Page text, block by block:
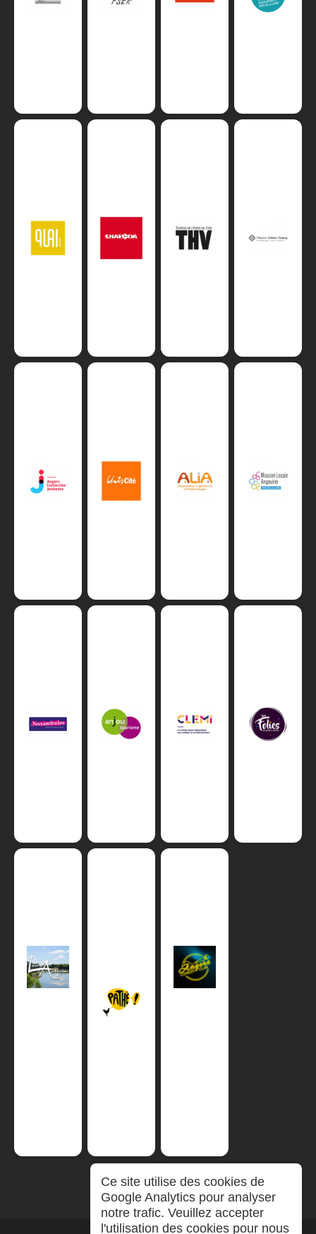
Ce site utilise des cookies de
Google Analytics pour analyser
notre trafic. Veuillez accepter
l'utilisation des cookies pour nous